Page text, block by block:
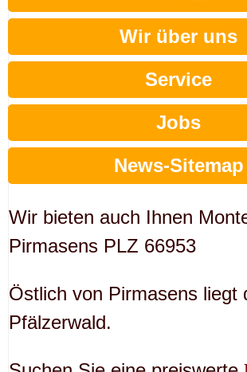
Wir über uns
Service
Jobs
News-Sitemap
Wir bieten auch Ihnen
Pirmasens PLZ 66953
Östlich von Pirmasens liegt
Pfälzerwald.